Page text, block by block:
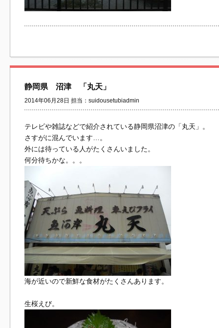
静岡県 沼津 「丸天」
2014年06月28日 担当：suidousetubiadmin
テレビや雑誌などで紹介されている静岡県沼津の「丸天」。
さすがに混んでいます…。
外には待っている人がたくさんいました。
何分待ちかな。。。
海が近いので新鮮な食材がたくさんあります。
生桜えび。